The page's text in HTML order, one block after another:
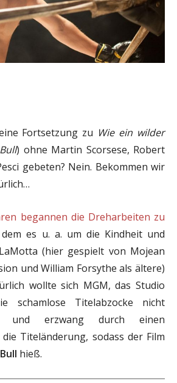
Fortsetzung zu Wie ein wilder
) ohne Martin Scorsese, Robert
gebeten? Nein. Bekommen wir
begannen die Dreharbeiten zu
es u. a. um die Kindheit und
(hier gespielt von Mojean
und William Forsythe als ältere)
wollte sich MGM, das Studio
schamlose Titelabzocke nicht
und erzwang durch einen
die Titeländerung, sodass der Film
hieß.